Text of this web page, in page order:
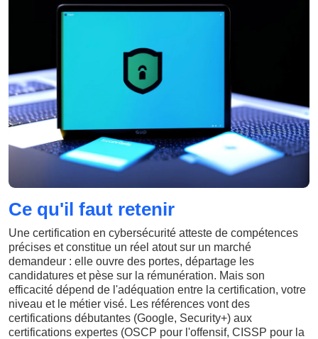
Ce qu'il faut retenir
Une certification en cybersécurité atteste de compétences
précises et constitue un réel atout sur un marché
demandeur : elle ouvre des portes, départage les
candidatures et pèse sur la rémunération. Mais son
efficacité dépend de l'adéquation entre la certification, votre
niveau et le métier visé. Les références vont des
certifications débutantes (Google, Security+) aux
certifications expertes (OSCP pour l'offensif, CISSP pour la